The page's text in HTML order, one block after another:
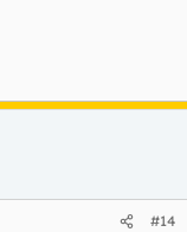
#14